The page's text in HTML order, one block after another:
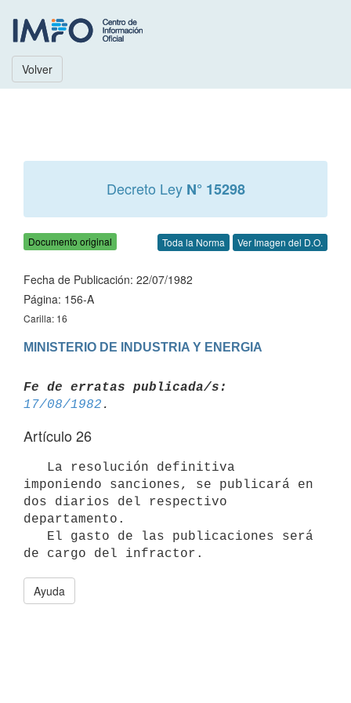
Volver
Decreto Ley N° 15298
Documento original Toda la Norma Ver Imagen del D.O.
Fecha de Publicación: 22/07/1982
Página: 156-A
Carilla: 16
MINISTERIO DE INDUSTRIA Y ENERGIA
Fe de erratas publicada/s:
17/08/1982
Artículo 26
imponiendo sanciones, se publicará en
dos diarios del respectivo
departamento.
de cargo del infractor.
Ayuda